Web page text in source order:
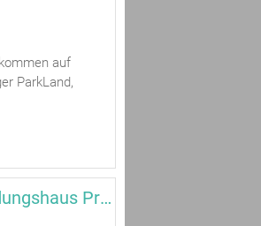
auf
ParkLand,
Evangelisches Freizeit- und Bildungshaus Prillwitz